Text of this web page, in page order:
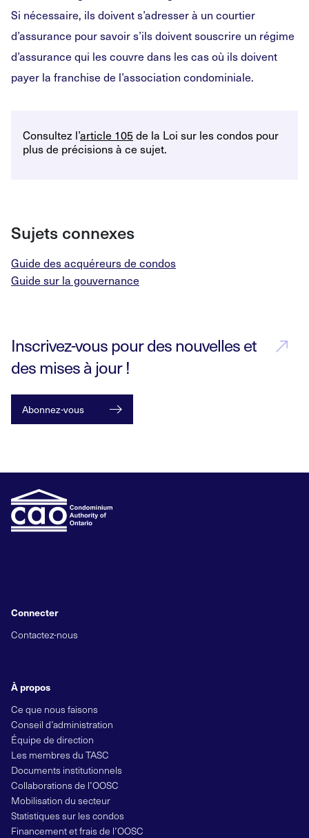
Si nécessaire, ils doivent s’adresser à un courtier
d’assurance pour savoir s’ils doivent souscrire un régime
d’assurance qui les couvre dans les cas où ils doivent
payer la franchise de l’association condominiale.
Consultez l’article 105 de la Loi sur les condos pour
plus de précisions à ce sujet.
Sujets connexes
Guide des acquéreurs de condos
Guide sur la gouvernance
Inscrivez-vous pour des nouvelles et
des mises à jour !
Abonnez-vous
À propos
Ce que nous faisons
Conseil d’administration
Équipe de direction
Les membres du TASC
Documents institutionnels
Collaborations de l’OOSC
Mobilisation du secteur
Statistiques sur les condos
Financement et frais de l’OOSC
Connecter
Contactez-nous